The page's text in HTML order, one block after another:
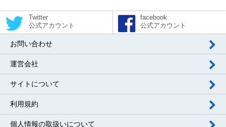
Twitter
公式アカウント
facebook
公式アカウント
お問い合わせ
運営会社
サイトについて
利用規約
個人情報の取扱いについて